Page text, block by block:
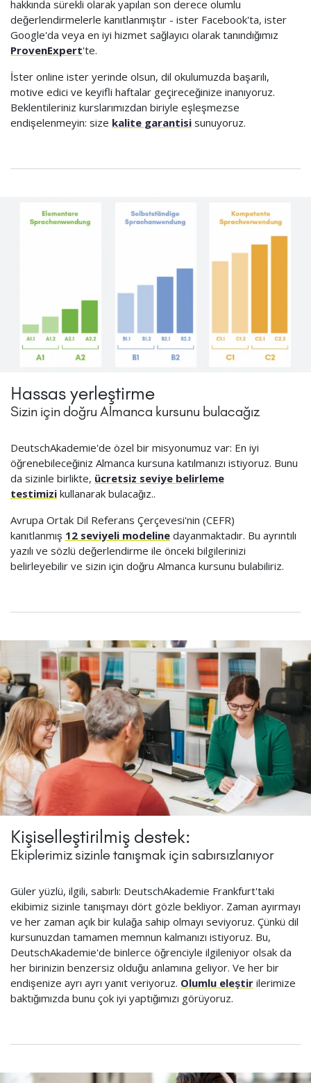
hakkında sürekli olarak yapılan son derece olumlu
değerlendirmelerle kanıtlanmıştır - ister Facebook'ta, ister
Google'da veya en iyi hizmet sağlayıcı olarak tanındığımız
ProvenExpert'te.
İster online ister yerinde olsun, dil okulumuzda başarılı,
motive edici ve keyifli haftalar geçireceğinize inanıyoruz.
Beklentileriniz kurslarımızdan biriyle eşleşmezse
endişelenmeyin: size kalite garantisi sunuyoruz.
Hassas yerleştirme
Sizin için doğru Almanca kursunu bulacağız
DeutschAkademie'de özel bir misyonumuz var: En iyi
öğrenebileceğiniz Almanca kursuna katılmanızı istiyoruz. Bunu
da sizinle birlikte, ücretsiz seviye belirleme
testimizi kullanarak bulacağız..
Avrupa Ortak Dil Referans Çerçevesi'nin (CEFR)
kanıtlanmış 12 seviyeli modeline dayanmaktadır. Bu ayrıntılı
yazılı ve sözlü değerlendirme ile önceki bilgilerinizi
belirleyebilir ve sizin için doğru Almanca kursunu bulabiliriz.
Kişiselleştirilmiş destek:
Ekiplerimiz sizinle tanışmak için sabırsızlanıyor
Güler yüzlü, ilgili, sabırlı: DeutschAkademie Frankfurt'taki
ekibimiz sizinle tanışmayı dört gözle bekliyor. Zaman ayırmayı
ve her zaman açık bir kulağa sahip olmayı seviyoruz. Çünkü dil
kursunuzdan tamamen memnun kalmanızı istiyoruz. Bu,
DeutschAkademie'de binlerce öğrenciyle ilgileniyor olsak da
her birinizin benzersiz olduğu anlamına geliyor. Ve her bir
endişenize ayrı ayrı yanıt veriyoruz. Olumlu eleştir ilerimize
baktığımızda bunu çok iyi yaptığımızı görüyoruz.